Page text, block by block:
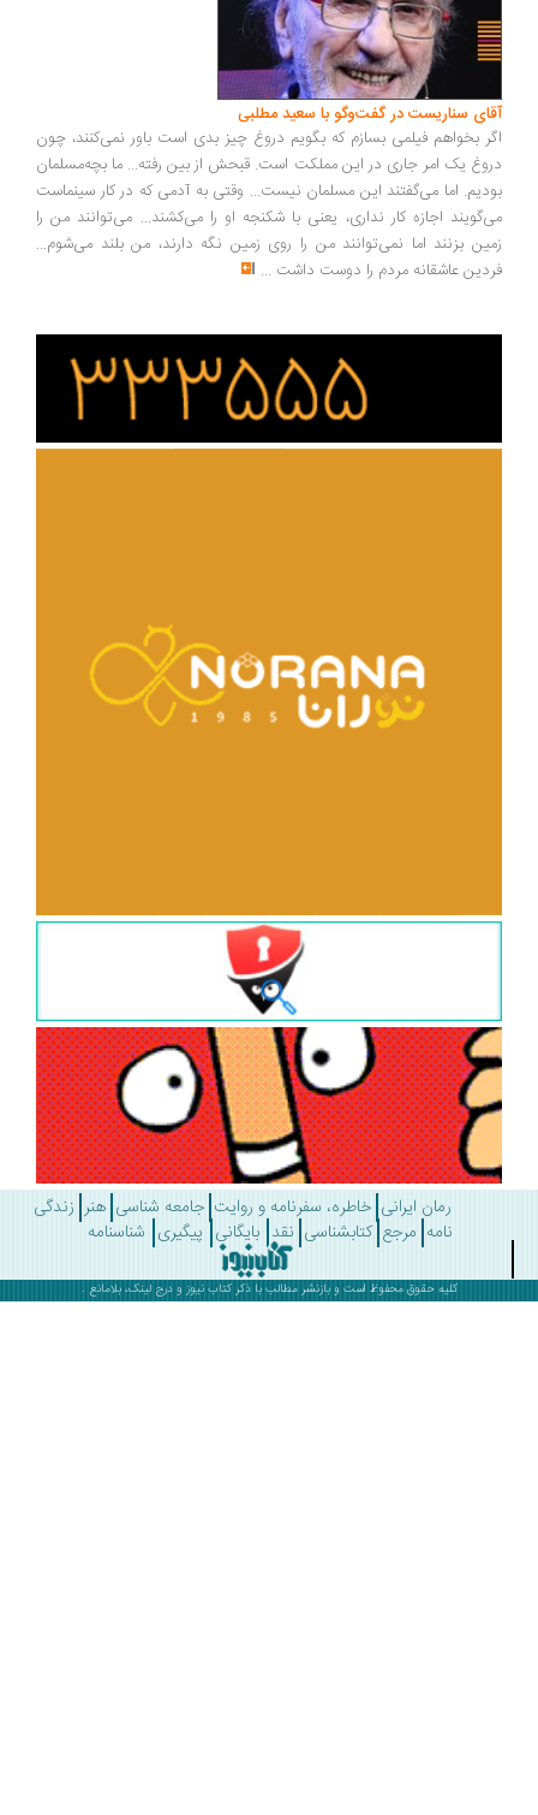
سناریست در گفت‌وگو با سعید مطلبی
بخواهم فیلمی بسازم که بگویم دروغ چیز بدی است باور نمی‌کنند، چون
یک امر جاری در این مملکت است. قبحش از بین رفته... ما بچه‌مسلمان
اما می‌گفتند این مسلمان نیست... وقتی به آدمی که در کار سینماست
اجازه کار نداری، یعنی با شکنجه او را می‌کشند... می‌توانند من را
بزنند اما نمی‌توانند من را روی زمین نگه دارند، من بلند می‌شوم...
عاشقانه مردم را دوست داشت ...
رمان ایرانی خاطره، سفرنامه و روایت جامعه شناسی هنر زندگی
مرجع کتابشناسی نقد بایگانی پیگیری شناسنامه
کلیه حقوق محفوظ است و بازنشر مطالب با ذکرکتاب نیوز و درج لینک، بلامانع .